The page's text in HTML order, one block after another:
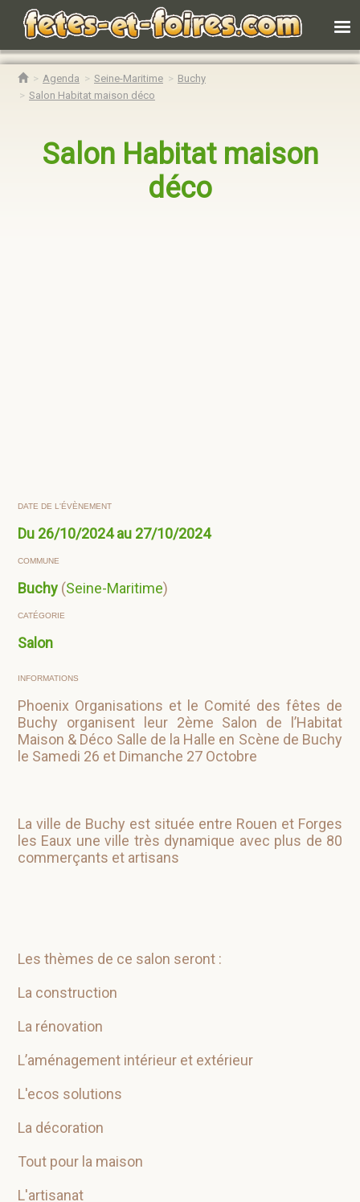
Agenda Seine-Maritime
Buchy
Salon Habitat maison déco
Salon Habitat maison
déco
DATE DE L'ÉVÈNEMENT
Du 26/10/2024 au 27/10/2024
COMMUNE
Buchy (Seine-Maritime)
CATÉGORIE
Salon
INFORMATIONS
Phoenix Organisations et le Comité des fêtes de
Buchy organisent leur 2ème Salon de l’Habitat
Maison & Déco Salle de la Halle en Scène de Buchy
le Samedi 26 et Dimanche 27 Octobre
La ville de Buchy est située entre Rouen et Forges
les Eaux une ville très dynamique avec plus de 80
commerçants et artisans
Les thèmes de ce salon seront :
La construction
La rénovation
L’aménagement intérieur et extérieur
L'ecos solutions
La décoration
Tout pour la maison
L'artisanat